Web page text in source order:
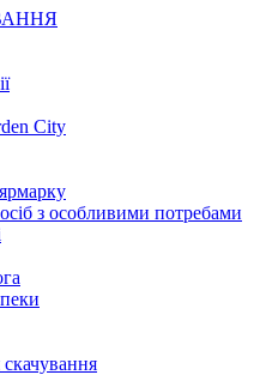
City
з особливими потребами